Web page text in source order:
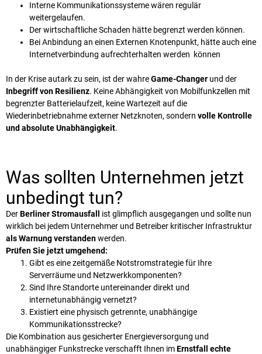
Interne Kommunikationssysteme wären regulär
weitergelaufen.
Der wirtschaftliche Schaden hätte begrenzt werden können.
Bei Anbindung an einen Externen Knotenpunkt, hätte auch eine
Internetverbindung aufrechterhalten werden können
In der Krise autark zu sein, ist der wahreGame-Changer und der
Inbegriff von Resilienz. Keine Abhängigkeit von Mobilfunkzellen mit
begrenzter Batterielaufzeit, keine Wartezeit auf die
Wiederinbetriebnahme externer Netzknoten, sondern volle Kontrolle
und absolute Unabhängigkeit.
Was sollten Unternehmen jetzt
unbedingt tun?
DerBerliner Stromausfall
ist glimpflich ausgegangen und sollte nun
wirklich bei jedem Unternehmer und Betreiber kritischer Infrastruktur
als Warnung verstandenwerden.
Prüfen Sie jetzt umgehend:
Gibt es eine zeitgemäße Notstromstrategie für Ihre
Serverräume und Netzwerkkomponenten?
Sind Ihre Standorte untereinander direkt und
internetunabhängig vernetzt?
Existiert eine physisch getrennte, unabhängige
Kommunikationsstrecke?
Die Kombination aus gesicherter Energieversorgung und
unabhängiger Funkstrecke verschafft Ihnen imErnstfall echte